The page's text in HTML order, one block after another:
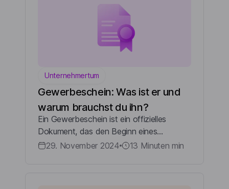
Unternehmertum
Gewerbeschein: Was ist er und
warum brauchst du ihn?
Ein Gewerbeschein ist ein offizielles
Dokument, das den Beginn eines
gewerblichen Betriebs in Deutschland
29. November 2024 13 Minuten min